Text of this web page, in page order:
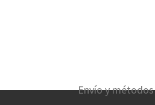
Envío y